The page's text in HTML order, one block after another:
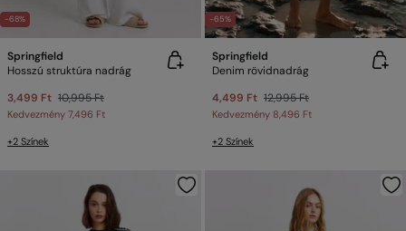
-68%
Springfield
Hosszú struktúra nadrág
3,499 Ft 10,995 Ft
Kedvezmény 7,496 Ft
+2 Színek
-65%
Springfield
Denim rövidnadrág
4,499 Ft 12,995 Ft
Kedvezmény 8,496 Ft
+2 Színek